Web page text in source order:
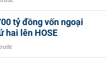
tỷ đồng vốn ngoại
hai lên HOSE